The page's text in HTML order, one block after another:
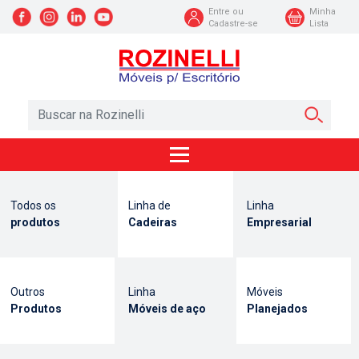
Entre ou
Cadastre-se
Minha
Lista
Todos os
produtos
Linha de
Cadeiras
Linha
Empresarial
Outros
Produtos
Linha
Móveis de aço
Móveis
Planejados